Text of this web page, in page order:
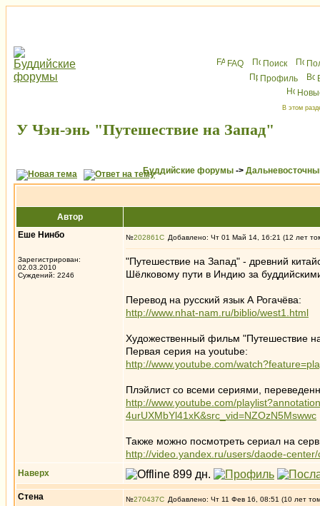
FAQ Поиск
Профиль
В этом
У Чэн-энь "Путешествие на Запад"
Буддийские форумы ->
Автор
Еше Нинбо
Зарегистрирован:
02.03.2010
Суждений: 2246
№202861 Добавлено: Чт 01 Май 14, 16:21 (12 лет
"Путешествие на Запад" - древний
Шёлковому пути в Индию за
Перевод на русский язык А Рогачёва:
http://www.nhat-nam.ru/biblio/west1.html
Художественный фильм "Путешествие
Первая серия на youtube:
http://www.youtube.com/
Плэйлист со всеми сериями,
http://www.youtube.com/
4urUXMbYl41xK&src_vid=NZOzN5Mswwc
Также можно посмотреть сериал на
http://video.yandex.ru/users/daode-
Наверх
Стена №270437 Добавлено: Чт 11 Фев 16, 08:51 (10 лет